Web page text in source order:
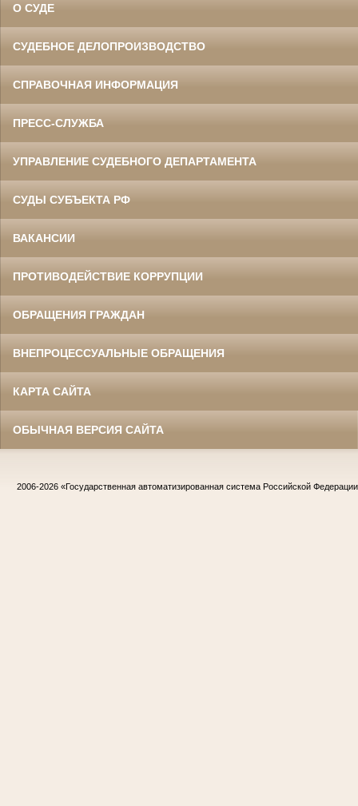
О СУДЕ
СУДЕБНОЕ ДЕЛОПРОИЗВОДСТВО
СПРАВОЧНАЯ ИНФОРМАЦИЯ
ПРЕСС-СЛУЖБА
УПРАВЛЕНИЕ СУДЕБНОГО ДЕПАРТАМЕНТА
СУДЫ СУБЪЕКТА РФ
ВАКАНСИИ
ПРОТИВОДЕЙСТВИЕ КОРРУПЦИИ
ОБРАЩЕНИЯ ГРАЖДАН
ВНЕПРОЦЕССУАЛЬНЫЕ ОБРАЩЕНИЯ
КАРТА САЙТА
ОБЫЧНАЯ ВЕРСИЯ САЙТА
2006-2026 «Государственная автоматизированная система Российской